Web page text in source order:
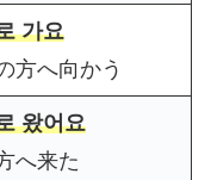
가요
方へ向かう
왔어요
へ来た